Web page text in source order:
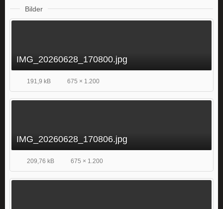
Bilder
IMG_20260628_170800.jpg
191,9 kB 675 × 1.200
IMG_20260628_170806.jpg
209,76 kB 675 × 1.200